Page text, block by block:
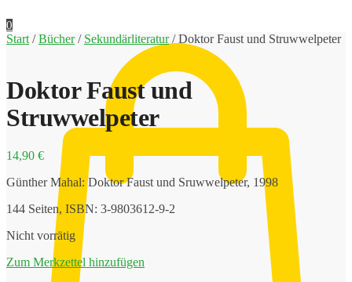
0
Start /Bücher/ Sekundärliteratur/Doktor Faust und Struwwelpeter
Doktor Faust und
Struwwelpeter
14,90 €
Günther Mahal: Doktor Faust und Sruwwelpeter, 1998
144 Seiten, ISBN: 3-9803612-9-2
Nicht vorrätig
Zum Merkzettel hinzufügen